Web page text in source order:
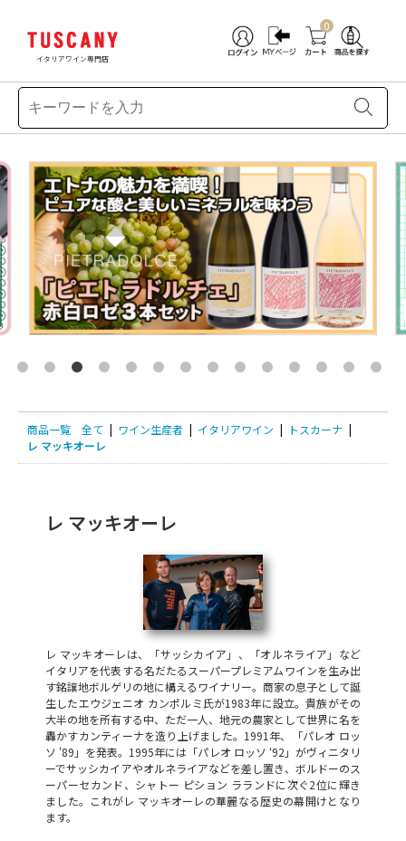
イタリアワイン専門店
0
商品一覧 全て | ワイン生産者 | イタリアワイン | トスカーナ |
レ マッキオーレ
レ マッキオーレ
レ マッキオーレは、「サッシカイア」、「オルネライア」など
イタリアを代表する名だたるスーパープレミアムワインを生み出
す銘譲地ボルゲリの地に構えるワイナリー。商家の息子として誕
生したエウジェニオ カンポルミ氏が1983年に設立。貴族がその
大半の地を所有する中、ただ一人、地元の農家として世界に名を
轟かすカンティーナを造り上げました。1991年、「パレオ ロッ
ソ '89」を発表。1995年には「パレオ ロッソ ‘92」がヴィニタリ
ーでサッシカイアやオルネライアなどを差し置き、ボルドーのス
ーパーセカンド、シャトー ピション ラランドに次ぐ2位に輝き
ました。これがレ マッキオーレの華麗なる歴史の幕開けとなり
ます。